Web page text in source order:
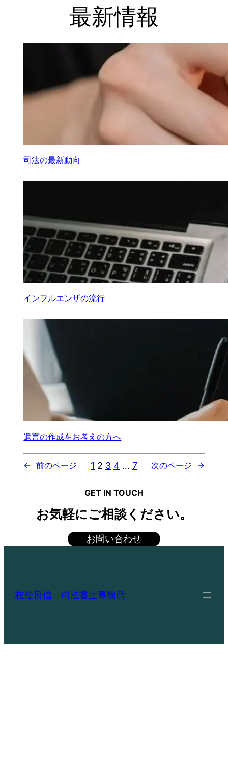
最新情報
司法の最新動向
インフルエンザの流行
遺言の作成をお考えの方へ
← 前のページ 1 2 3 4 … 7 次のページ →
GET IN TOUCH
お気軽にご相談ください。
お問い合わせ
枝松良信 司法書士事務所